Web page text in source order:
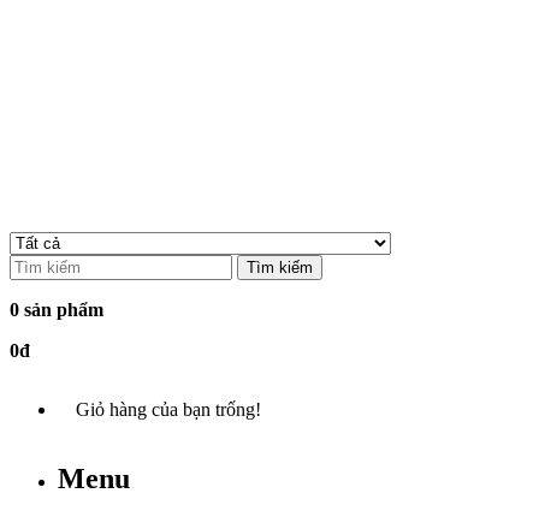
Tìm kiếm
0 sản phẩm
0đ
Giỏ hàng của bạn trống!
Menu